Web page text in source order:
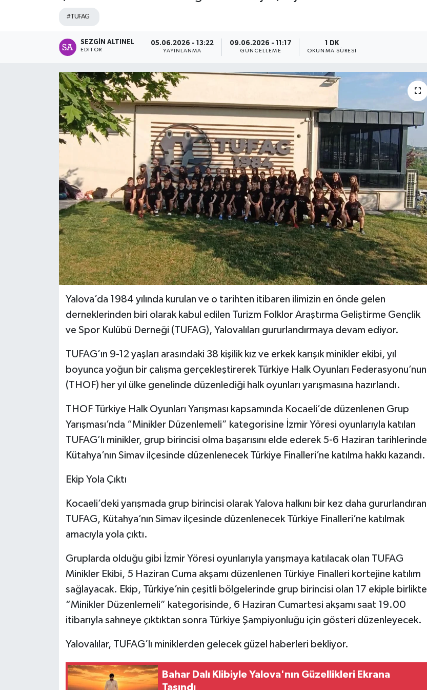
#TUFAG
SEZGIN ALTINEL
EDITÖR
05.06.2026 - 13:22
YAYINLANMA
09.06.2026 - 11:17
GÜNCELLEME
1 DK
OKUNMA SÜRESI
Yalova’da 1984 yılında kurulan ve o tarihten itibaren ilimizin en önde gelen
derneklerinden biri olarak kabul edilen Turizm Folklor Araştırma Geliştirme Gençlik
ve Spor Kulübü Derneği (TUFAG), Yalovalıları gururlandırmaya devam ediyor.
TUFAG’ın 9-12 yaşları arasındaki 38 kişilik kız ve erkek karışık minikler ekibi, yıl
boyunca yoğun bir çalışma gerçekleştirerek Türkiye Halk Oyunları Federasyonu’nun
(THOF) her yıl ülke genelinde düzenlediği halk oyunları yarışmasına hazırlandı.
THOF Türkiye Halk Oyunları Yarışması kapsamında Kocaeli’de düzenlenen Grup
Yarışması’nda “Minikler Düzenlemeli” kategorisine İzmir Yöresi oyunlarıyla katılan
TUFAG’lı minikler, grup birincisi olma başarısını elde ederek 5-6 Haziran tarihlerinde
Kütahya’nın Simav ilçesinde düzenlenecek Türkiye Finalleri’ne katılma hakkı kazandı.
Ekip Yola Çıktı
Kocaeli’deki yarışmada grup birincisi olarak Yalova halkını bir kez daha gururlandıran
TUFAG, Kütahya’nın Simav ilçesinde düzenlenecek Türkiye Finalleri’ne katılmak
amacıyla yola çıktı.
Gruplarda olduğu gibi İzmir Yöresi oyunlarıyla yarışmaya katılacak olan TUFAG
Minikler Ekibi, 5 Haziran Cuma akşamı düzenlenen Türkiye Finalleri kortejine katılım
sağlayacak. Ekip, Türkiye’nin çeşitli bölgelerinde grup birincisi olan 17 ekiple birlikte
“Minikler Düzenlemeli” kategorisinde, 6 Haziran Cumartesi akşamı saat 19.00
itibarıyla sahneye çıktıktan sonra Türkiye Şampiyonluğu için gösteri düzenleyecek.
Yalovalılar, TUFAG’lı miniklerden gelecek güzel haberleri bekliyor.
Bahar Dalı Klibiyle Yalova'nın Güzellikleri Ekrana
Taşındı
ULUSAL
İLÇELERİMİZ
RESMİ İLAN